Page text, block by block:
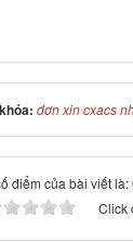
đơn xin cxacs
điểm của bài viết
Click